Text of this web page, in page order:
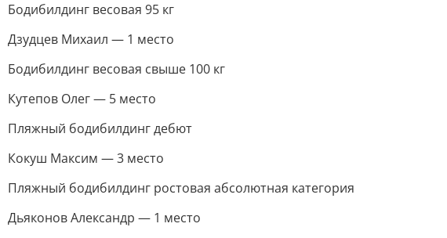
Бодибилдинг весовая 95 кг
Дзудцев Михаил — 1 место
Бодибилдинг весовая свыше 100 кг
Кутепов Олег — 5 место
Пляжный бодибилдинг дебют
Кокуш Максим — 3 место
Пляжный бодибилдинг ростовая абсолютная категория
Дьяконов Александр — 1 место